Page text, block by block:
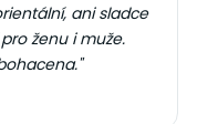
ani sladce
ženu i muže.